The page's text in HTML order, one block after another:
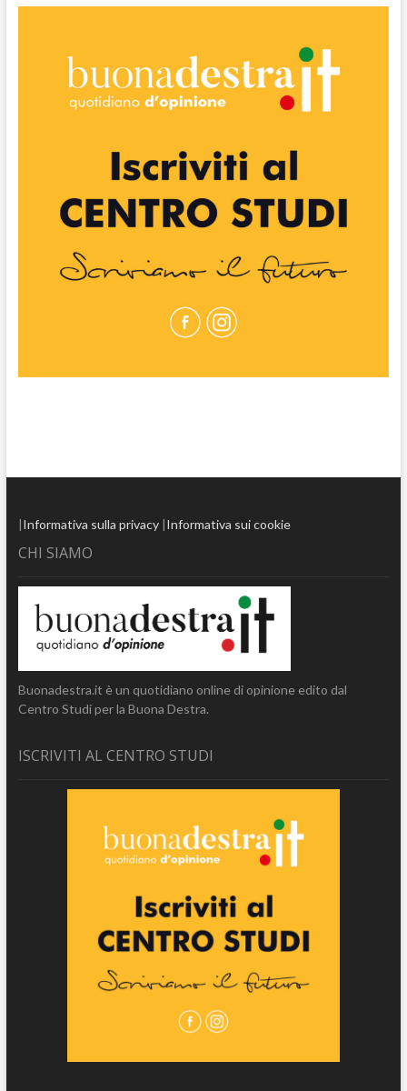
|Informativa sulla privacy|Informativa sui cookie
CHI SIAMO
Buonadestra.it è un quotidiano online di opinione edito dal
Centro Studi per la Buona Destra.
ISCRIVITI AL CENTRO STUDI